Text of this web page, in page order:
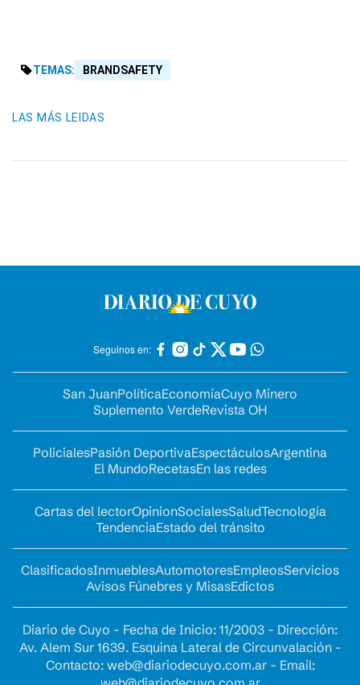
TEMAS: BRANDSAFETY
LAS MÁS LEIDAS
Seguinos en:
San JuanPolíticaEconomíaCuyo Minero
Suplemento VerdeRevista OH
PolicialesPasión DeportivaEspectáculosArgentina
El MundoRecetasEn las redes
Cartas del lectorOpinionSocialesSaludTecnología
TendenciaEstado del tránsito
ClasificadosInmueblesAutomotoresEmpleosServicios
Avisos Fúnebres y MisasEdictos
Diario de Cuyo - Fecha de Inicio: 11/2003 - Dirección:
Av. Alem Sur 1639. Esquina Lateral de Circunvalación -
Contacto: web@diariodecuyo.com.ar- Email: